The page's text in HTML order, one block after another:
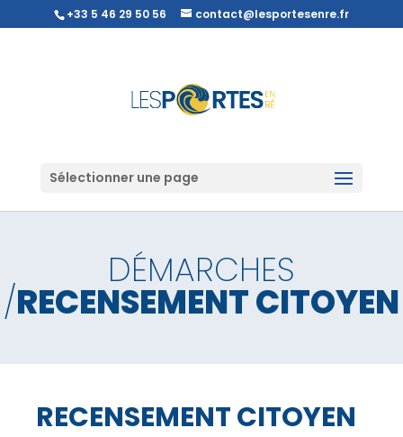
+33 5 46 29 50 56 contact@lesportesenre.fr
Sélectionner une page
DÉMARCHES
/RECENSEMENT CITOYEN
RECENSEMENT CITOYEN